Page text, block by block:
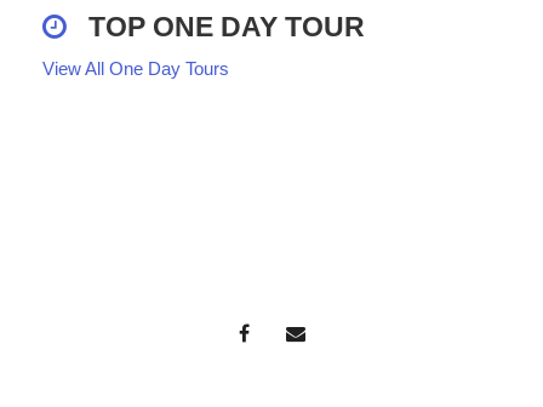
TOP ONE DAY TOUR
View All One Day Tours